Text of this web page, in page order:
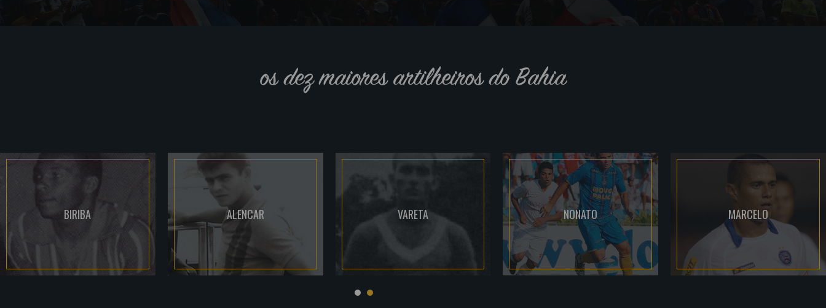
os dez maiores artilheiros do Bahia
BIRIBA ALENCAR VARETA NONATO MARCELO